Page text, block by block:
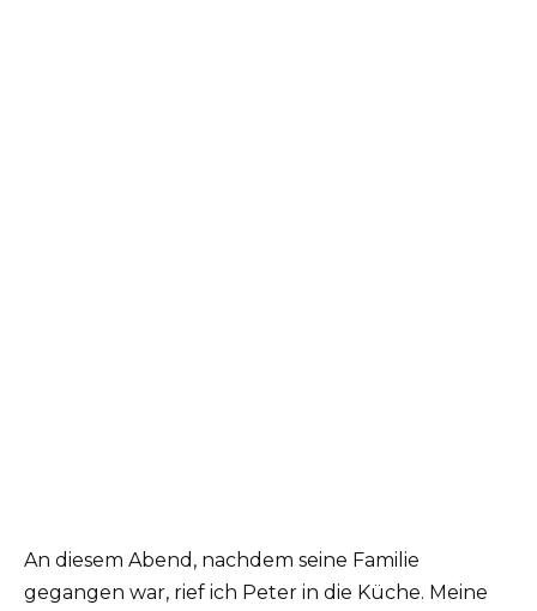
An diesem Abend, nachdem seine Familie
gegangen war, rief ich Peter in die Küche. Meine